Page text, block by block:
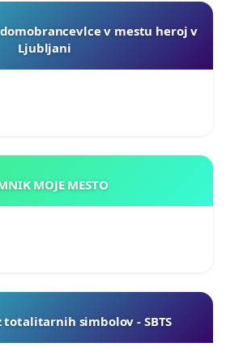
v mestu heroj v
Ljubljani
KAMNIK MOJE MESTO
totalitarnih simbolov - SBTS